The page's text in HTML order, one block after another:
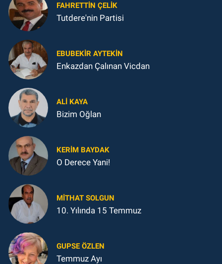
FAHRETTIN ÇELİK
Tutdere'nin Partisi
EBUBEKIR AYTEKIN
Enkazdan Çalınan Vicdan
ALI KAYA
Bizim Oğlan
KERIM BAYDAK
O Derece Yani!
MITHAT SOLGUN
10. Yılında 15 Temmuz
GUPSE ÖZLEN
Temmuz Ayı